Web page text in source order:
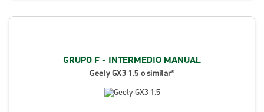
GRUPO F - INTERMEDIO MANUAL
Geely GX3 1.5 o similar*